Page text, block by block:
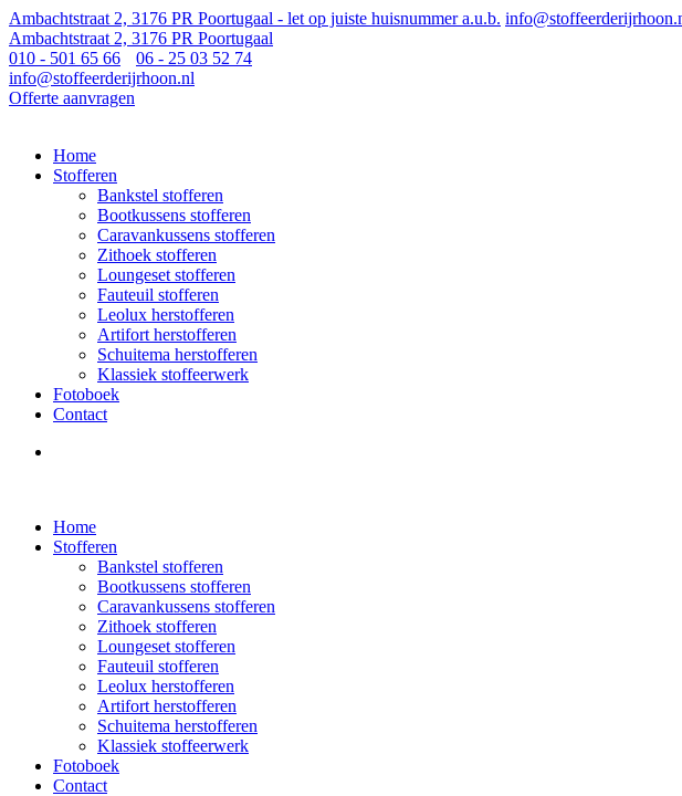
Ambachtstraat 2, 3176 PR Poortugaal - let op juiste huisnummer a.u.b.
Ambachtstraat 2, 3176 PR Poortugaal
010 - 501 65 66
06 - 25 03 52 74
info@stoffeerderijrhoon.nl
Offerte aanvragen
Home
Stofferen
Bankstel stofferen
Bootkussens stofferen
Caravankussens stofferen
Zithoek stofferen
Loungeset stofferen
Fauteuil stofferen
Leolux herstofferen
Artifort herstofferen
Schuitema herstofferen
Klassiek stoffeerwerk
Fotoboek
Contact
Home
Stofferen
Bankstel stofferen
Bootkussens stofferen
Caravankussens stofferen
Zithoek stofferen
Loungeset stofferen
Fauteuil stofferen
Leolux herstofferen
Artifort herstofferen
Schuitema herstofferen
Klassiek stoffeerwerk
Fotoboek
Contact